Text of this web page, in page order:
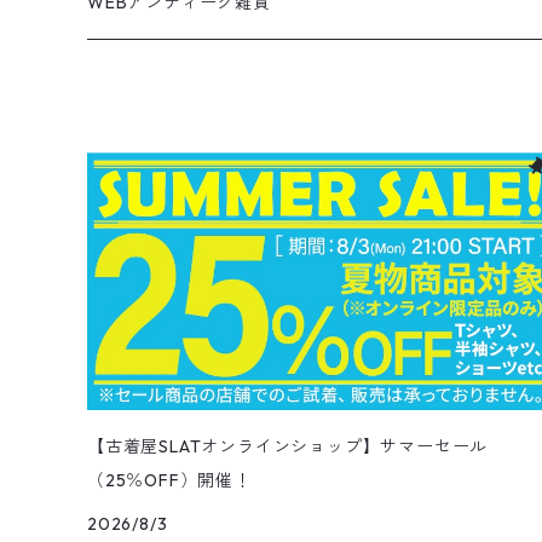
コロンビア
ブルックスブラザーズ
ラングラー
リー
ギャップ
Short Pants
Corduroy Pants
Work Pants
Over-all
Coordinate Set
レザージャケット
ブラックデニム
ペインターパンツ
ショーツ
コーデュロイパンツ
シャツ
グッズ
キッズ
トップス
パンツ
ベスト
Nylon jacket
Track jacket
Corduroy Shirt
Fakesuède Shirt
Easy Pants
Chino Pants
Corduroy Pants
Painter Pants
Work Pants
Shose
Sneaker
Leather Shose
Design item
Carhartt
Ralph Lauren
Character Items
ウールジャケット
ダウンジャケット
Otherジャケット
デニムジャケット
スエードシャツ
コーデュロイシャツ
半袖ブランド&コットンデザインシャツ
半袖シルク&レーヨン&ポリエステル素材シャツ
スラックスパンツ
デニムパンツ
コーデュロイパンツ
チノパンツ
ニット&ニットベスト
コットンセーター
アクリルセーター
ウールセーター
ポロシャツ
長袖ポロシャツ
半袖ポロシャツ
Tシャツ
ハードロックカフェ&プラネットハリウッド
プリントTシャツ
シューズ
小物
コート
その他デザインジャケット
Onepiece
長袖
ノースリーブ
Blouse
半袖
Polo Shirts
Vest
Other Tops
パンツ
トップス
パンツ
1月NEWアイテム（2026）
アウター
トップス
パンツ
12月NEWアイテム（2025）
アウター
トップス
11月NEWアイテム（2025）
アウター
トップス
10月NEWアイテム（2025）
アウター
9月NEWアイテム（2025）
アウター
8月NEWアイテム（2025）
ナイロンジャケット・ウィンドブレーカー
スタジャン
テーラードジャケット
ワークジャケット
ダウン・中綿ジャケット
ロングコート
ステンカラーコート
トレンチコート
モッズコート
デニム・コーデュロイコート
アニメ・キャラクターTシャツ
アドバタイジングTシャツ
サーフ・スケートTシャツ
無地Tシャツ
ボーダー・ジャガードTシャツ
ボタンダウンシャツ
ウールシャツ
ウエスタンシャツ
ラガーシャツ
半袖シャツ
アロハシャツ
キューバシャツ
ボタンダウンシャツ
チュニック
ワンピース
長袖
半袖
スウェット
トレーナー
セーター
Vネックセーター
カーディガン
その他デニムパンツ
ミリタリー・カーゴパンツ
オーバーオール
クライミング・アウトドアパンツ
スウェットパンツ
スラックス・プリーツパンツ
ペインターショートパンツ
スイムショートパンツ
キュロットパンツ
パッチワークショートパンツ
コーデュロイショートパンツ
ハーフ丈スカート
ミニスカート
その他スカート
サンダル
パンプス
ハット
ニットキャップ
小物
マフラー・ストール
バンダナ
アクセサリー
ラグマット・ブランケット
ハンガー
【古着屋SLATオンラインショップ】サマーセール
（25％OFF）開催！
2026/8/3